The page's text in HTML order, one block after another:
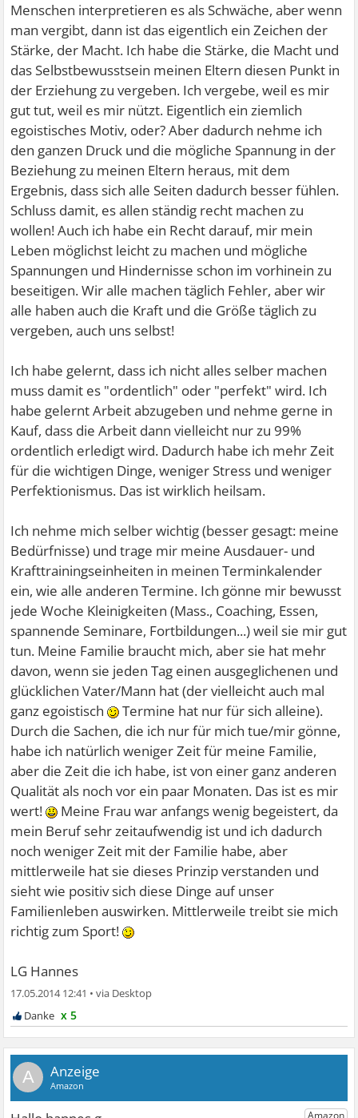
Menschen interpretieren es als Schwäche, aber wenn
man vergibt, dann ist das eigentlich ein Zeichen der
Stärke, der Macht. Ich habe die Stärke, die Macht und
das Selbstbewusstsein meinen Eltern diesen Punkt in
der Erziehung zu vergeben. Ich vergebe, weil es mir
gut tut, weil es mir nützt. Eigentlich ein ziemlich
egoistisches Motiv, oder? Aber dadurch nehme ich
den ganzen Druck und die mögliche Spannung in der
Beziehung zu meinen Eltern heraus, mit dem
Ergebnis, dass sich alle Seiten dadurch besser fühlen.
Schluss damit, es allen ständig recht machen zu
wollen! Auch ich habe ein Recht darauf, mir mein
Leben möglichst leicht zu machen und mögliche
Spannungen und Hindernisse schon im vorhinein zu
beseitigen. Wir alle machen täglich Fehler, aber wir
alle haben auch die Kraft und die Größe täglich zu
vergeben, auch uns selbst!
Ich habe gelernt, dass ich nicht alles selber machen
muss damit es "ordentlich" oder "perfekt" wird. Ich
habe gelernt Arbeit abzugeben und nehme gerne in
Kauf, dass die Arbeit dann vielleicht nur zu 99%
ordentlich erledigt wird. Dadurch habe ich mehr Zeit
für die wichtigen Dinge, weniger Stress und weniger
Perfektionismus. Das ist wirklich heilsam.
Ich nehme mich selber wichtig (besser gesagt: meine
Bedürfnisse) und trage mir meine Ausdauer- und
Krafttrainingseinheiten in meinen Terminkalender
ein, wie alle anderen Termine. Ich gönne mir bewusst
jede Woche Kleinigkeiten (Mass., Coaching, Essen,
spannende Seminare, Fortbildungen...) weil sie mir gut
tun. Meine Familie braucht mich, aber sie hat mehr
davon, wenn sie jeden Tag einen ausgeglichenen und
glücklichen Vater/Mann hat (der vielleicht auch mal
ganz egoistisch
Termine hat nur für sich alleine).
Durch die Sachen, die ich nur für mich tue/mir gönne,
habe ich natürlich weniger Zeit für meine Familie,
aber die Zeit die ich habe, ist von einer ganz anderen
Qualität als noch vor ein paar Monaten. Das ist es mir
wert!
Meine Frau war anfangs wenig begeistert, da
mein Beruf sehr zeitaufwendig ist und ich dadurch
noch weniger Zeit mit der Familie habe, aber
mittlerweile hat sie dieses Prinzip verstanden und
sieht wie positiv sich diese Dinge auf unser
Familienleben auswirken. Mittlerweile treibt sie mich
richtig zum Sport!
LG Hannes
17.05.2014 12:41 •
x 5
A